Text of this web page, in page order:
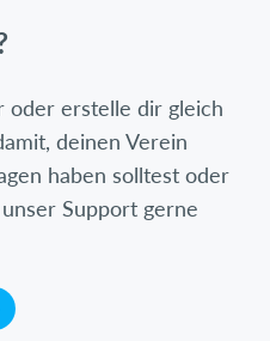
oder erstelle dir gleich
deinen Verein
haben solltest oder
Support gerne